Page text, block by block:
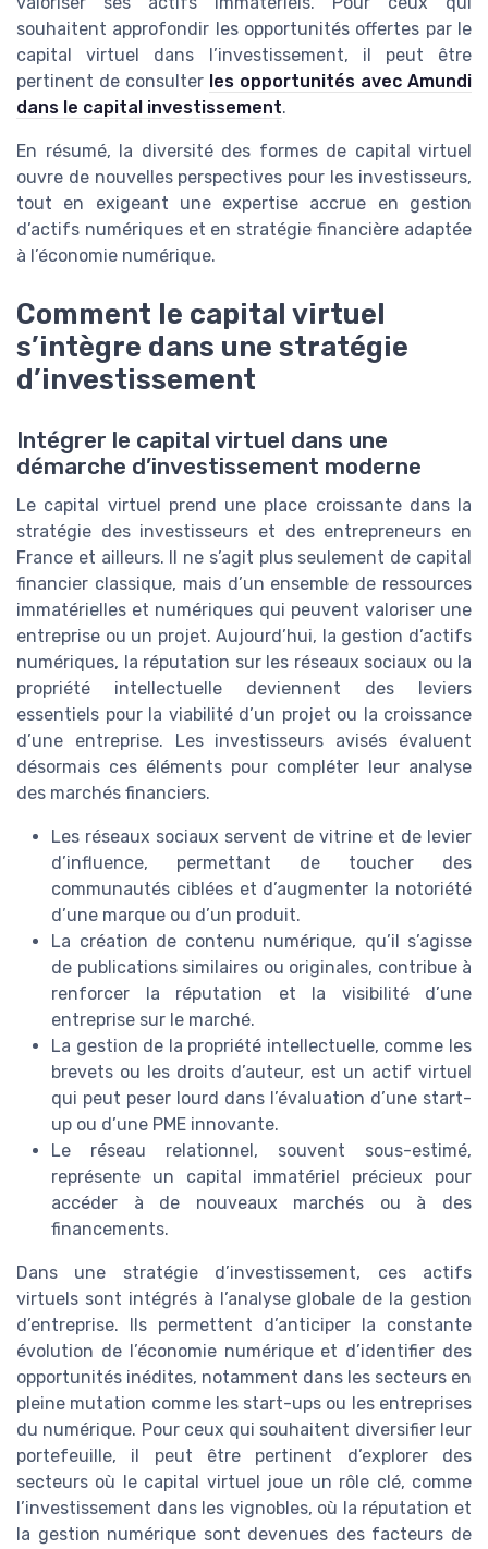
souhaitent approfondir les opportunités offertes par le
capital virtuel dans l’investissement, il peut être
pertinent de consulter les opportunités avec Amundi
dans le capital investissement.
En résumé, la diversité des formes de capital virtuel
ouvre de nouvelles perspectives pour les investisseurs,
tout en exigeant une expertise accrue en gestion
d’actifs numériques et en stratégie financière adaptée
à l’économie numérique.
Comment le capital virtuel
s’intègre dans une stratégie
d’investissement
Intégrer le capital virtuel dans une
démarche d’investissement moderne
Le capital virtuel prend une place croissante dans la
stratégie des investisseurs et des entrepreneurs en
France et ailleurs. Il ne s’agit plus seulement de capital
financier classique, mais d’un ensemble de ressources
immatérielles et numériques qui peuvent valoriser une
entreprise ou un projet. Aujourd’hui, la gestion d’actifs
numériques, la réputation sur les réseaux sociaux ou la
propriété intellectuelle deviennent des leviers
essentiels pour la viabilité d’un projet ou la croissance
d’une entreprise. Les investisseurs avisés évaluent
désormais ces éléments pour compléter leur analyse
des marchés financiers.
Les réseaux sociaux servent de vitrine et de levier
d’influence, permettant de toucher des
communautés ciblées et d’augmenter la notoriété
d’une marque ou d’un produit.
La création de contenu numérique, qu’il s’agisse
de publications similaires ou originales, contribue à
renforcer la réputation et la visibilité d’une
entreprise sur le marché.
La gestion de la propriété intellectuelle, comme les
brevets ou les droits d’auteur, est un actif virtuel
qui peut peser lourd dans l’évaluation d’une start-
up ou d’une PME innovante.
Le réseau relationnel, souvent sous-estimé,
représente un capital immatériel précieux pour
accéder à de nouveaux marchés ou à des
financements.
Dans une stratégie d’investissement, ces actifs
virtuels sont intégrés à l’analyse globale de la gestion
d’entreprise. Ils permettent d’anticiper la constante
évolution de l’économie numérique et d’identifier des
opportunités inédites, notamment dans les secteurs en
pleine mutation comme les start-ups ou les entreprises
du numérique. Pour ceux qui souhaitent diversifier leur
portefeuille, il peut être pertinent d’explorer des
secteurs où le capital virtuel joue un rôle clé, comme
l’investissement dans les vignobles, où la réputation et
la gestion numérique sont devenues des facteurs de